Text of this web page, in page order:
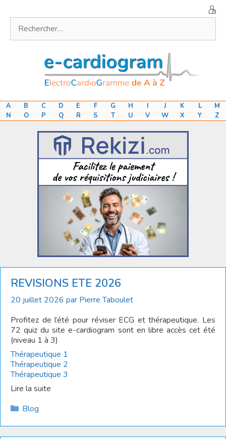
contenu
A B C D E F G H I J K L
M
N
O P Q R S T U V W X Y Z
REVISIONS ETE 2026
20 juillet 2026 par Pierre Taboulet
Profitez de l’été pour réviser ECG et thérapeutique. Les
72 quiz du site e-cardiogram sont en libre accès cet été
(niveau 1 à 3)
Thérapeutique 1
Thérapeutique 2
Thérapeutique 3
Lire la suite
Catégories
Blog